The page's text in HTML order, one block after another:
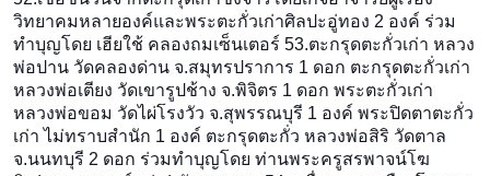
วิทยาคมหลายองค์และพระตะกั่วเก่าศิลปะอู่ทอง 2 องค์ ร่วม
ทำบุญโดย เฮียใช้ คลองถมเซ็นเตอร์ 53.ตะกรุดตะกั่วเก่า หลวง
พ่อปาน วัดคลองด่าน จ.สมุทรปราการ 1 ดอก ตะกรุดตะกั่วเก่า
หลวงพ่อเตียง วัดเขารูปช้าง จ.พิจิตร 1 ดอก พระตะกั่วเก่า
หลวงพ่อขอม วัดไผ่โรงวัว จ.สุพรรณบุรี 1 องค์ พระปิดตาตะกั่ว
เก่า ไม่ทราบสำนัก 1 องค์ ตะกรุดตะกั่ว หลวงพ่อสิริ วัดตาล
จ.นนทบุรี 2 ดอก ร่วมทำบุญโดย ท่านพระครูสรพาจน์โฆ